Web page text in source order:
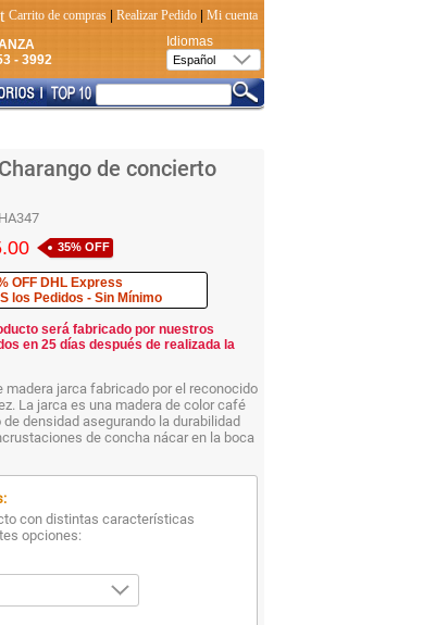
Carrito de compras Realizar Pedido
Mi cuenta
- 3992
Idiomas
de concierto
35% OFF
OFF DHL Express
los Pedidos - Sin Mínimo
será fabricado por nuestros
en 25 días después de realizada la
madera jarca fabricado por el reconocido
La jarca es una madera de color café
densidad asegurando la durabilidad
de concha nácar en la boca
con distintas características
opciones: